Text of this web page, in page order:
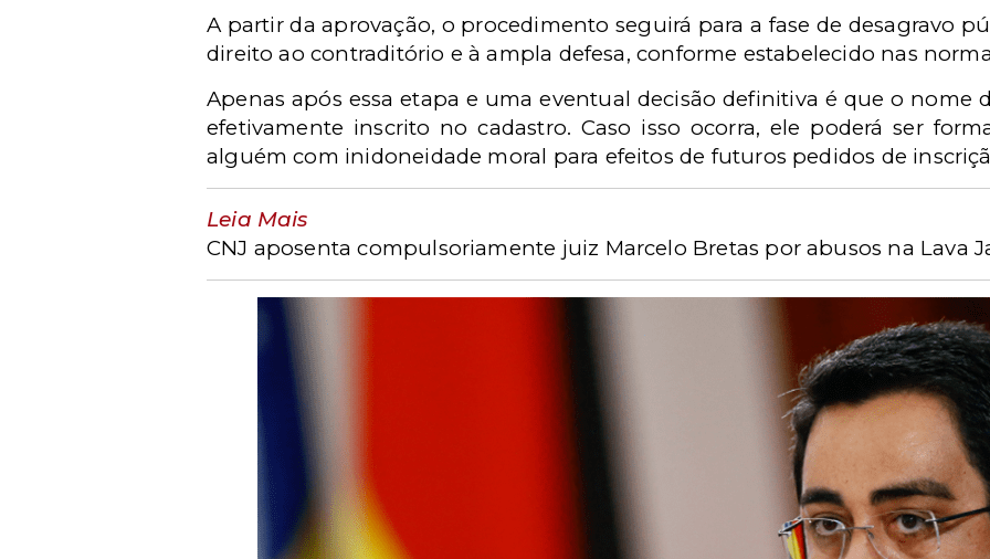
A partir da aprovação, o procedimento seguirá para a fase de desagravo
direito ao contraditório e à ampla defesa, conforme estabelecido nas
Apenas após essa etapa e uma eventual decisão definitiva é que o nome
efetivamente inscrito no cadastro. Caso isso ocorra, ele poderá ser
alguém com inidoneidade moral para efeitos de futuros pedidos de
Leia Mais
CNJ aposenta compulsoriamente juiz Marcelo Bretas por abusos na Lava